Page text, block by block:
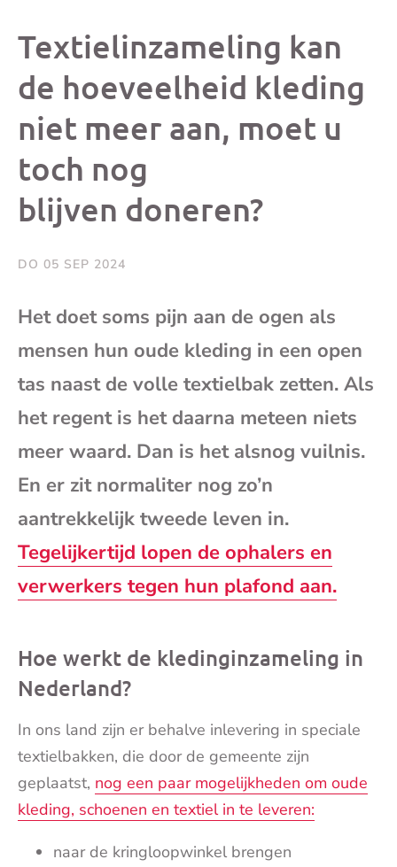
bericht
op
bericht
op op
Textielinzameling kan
de hoeveelheid kleding
niet meer aan, moet u
toch nog
blijven doneren?
DO 05 SEP 2024
Het doet soms pijn aan de ogen als
mensen hun oude kleding in een open
tas naast de volle textielbak zetten. Als
het regent is het daarna meteen niets
meer waard. Dan is het alsnog vuilnis.
En er zit normaliter nog zo’n
aantrekkelijk tweede leven in.
Tegelijkertijd lopen de ophalers en
verwerkers tegen hun plafond aan.
Hoe werkt de kledinginzameling in
Nederland?
In ons land zijn er behalve inlevering in speciale
textielbakken, die door de gemeente zijn
geplaatst, nog een paar mogelijkheden om oude
kleding, schoenen en textiel in te leveren:
naar de kringloopwinkel brengen